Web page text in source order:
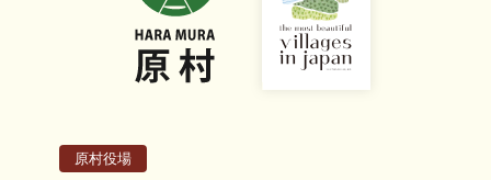
原村役場